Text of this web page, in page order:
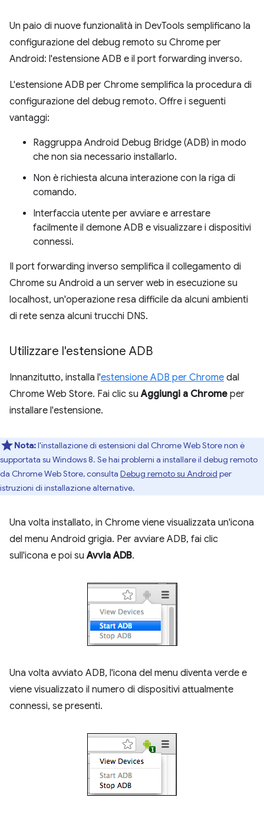
Un paio di nuove funzionalità in DevTools semplificano la
configurazione del debug remoto su Chrome per
Android: l'estensione ADB e il port forwarding inverso.
L'estensione ADB per Chrome semplifica la procedura di
configurazione del debug remoto. Offre i seguenti
vantaggi:
Raggruppa Android Debug Bridge (ADB) in modo
che non sia necessario installarlo.
Non è richiesta alcuna interazione con la riga di
comando.
Interfaccia utente per avviare e arrestare
facilmente il demone ADB e visualizzare i dispositivi
connessi.
Il port forwarding inverso semplifica il collegamento di
Chrome su Android a un server web in esecuzione su
localhost, un'operazione resa difficile da alcuni ambienti
di rete senza alcuni trucchi DNS.
Utilizzare l'estensione ADB
Innanzitutto, installa l'estensione ADB per Chrome dal
Chrome Web Store. Fai clic suAggiungi a Chrome per
installare l'estensione.
Nota:l'installazione di estensioni dal Chrome Web Store non è
supportata su Windows 8. Se hai problemi a installare il debug remoto
da Chrome Web Store, consulta Debug remoto su Android per
istruzioni di installazione alternative.
Una volta installato, in Chrome viene visualizzata un'icona
del menu Android grigia. Per avviare ADB, fai clic
sull'icona e poi suAvvia ADB.
Una volta avviato ADB, l'icona del menu diventa verde e
viene visualizzato il numero di dispositivi attualmente
connessi, se presenti.